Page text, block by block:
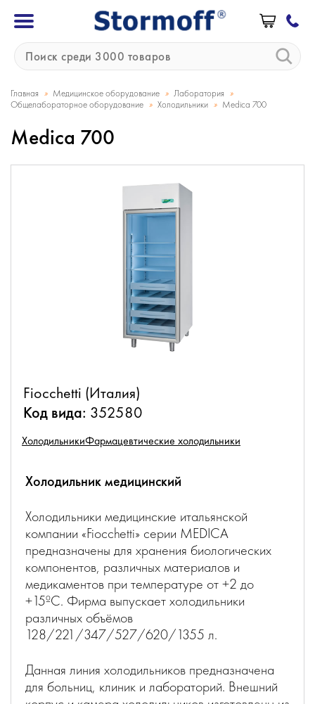
Главная » Медицинское оборудование » Лаборатория »
Общелабораторное оборудование » Холодильники » Mediсa 700
Mediсa 700
Fiocchetti (Италия)
Код вида: 352580
ХолодильникиФармацевтические холодильники
Холодильник медицинский
Холодильники медицинские итальянской
компании «Fiocchetti» серии MEDICA
предназначены для хранения биологических
компонентов, различных материалов и
медикаментов при температуре от +2 до
+15ºC. Фирма выпускает холодильники
различных объёмов
128/221/347/527/620/1355 л.
Данная линия холодильников предназначена
для больниц, клиник и лабораторий. Внешний